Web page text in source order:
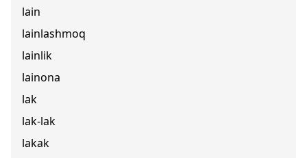
lain
lainlashmoq
lainlik
lainona
lak
lak-lak
lakak